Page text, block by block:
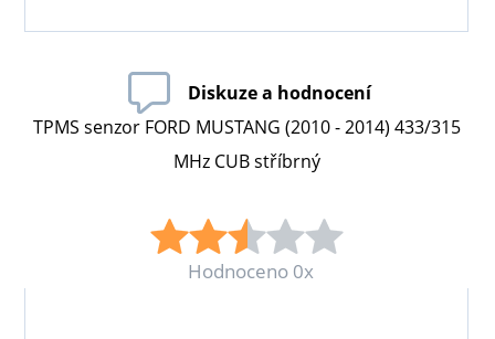
Diskuze a hodnocení
TPMS senzor FORD MUSTANG (2010 - 2014) 433/315
MHz CUB stříbrný
Hodnoceno 0x